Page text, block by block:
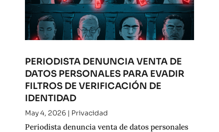
PERIODISTA DENUNCIA VENTA DE
DATOS PERSONALES PARA EVADIR
FILTROS DE VERIFICACIÓN DE
IDENTIDAD
May 4, 2026| Privacidad
Periodista denuncia venta de datos personales